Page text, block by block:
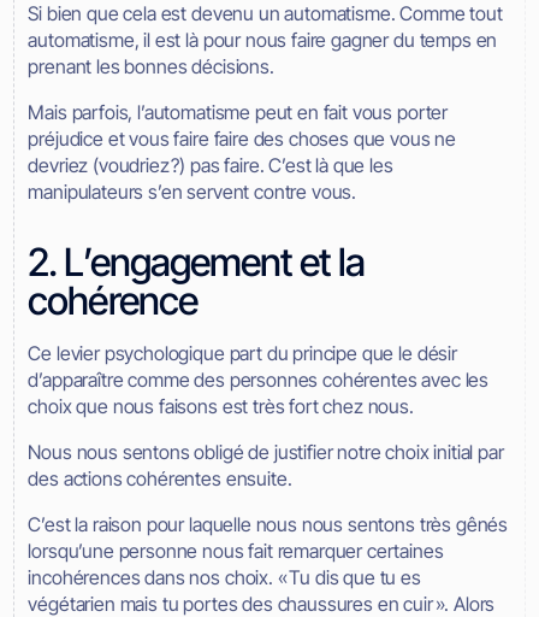
Si bien que cela est devenu un automatisme. Comme tout
automatisme, il est là pour nous faire gagner du temps en
prenant les bonnes décisions.
Mais parfois, l’automatisme peut en fait vous porter
préjudice et vous faire faire des choses que vous ne
devriez (voudriez ?) pas faire. C’est là que les
manipulateurs s’en servent contre vous.
2. L’engagement et la
cohérence
Ce levier psychologique part du principe que le désir
d’apparaître comme des personnes cohérentes avec les
choix que nous faisons est très fort chez nous.
Nous nous sentons obligé de justifier notre choix initial par
des actions cohérentes ensuite.
C’est la raison pour laquelle nous nous sentons très gênés
lorsqu’une personne nous fait remarquer certaines
incohérences dans nos choix. « Tu dis que tu es
végétarien mais tu portes des chaussures en cuir ». Alors